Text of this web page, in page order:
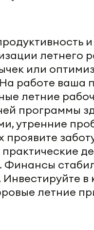
летнего
или
работе ваша
летние
программы
утренние
Финансы
в
летние